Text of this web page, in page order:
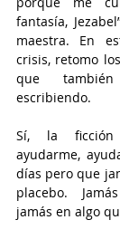
fantasía,
maestra. En
crisis, retomo
que
escribiendo.
Sí, la ficción
ayudarme,
días pero que
placebo.
jamás en algo